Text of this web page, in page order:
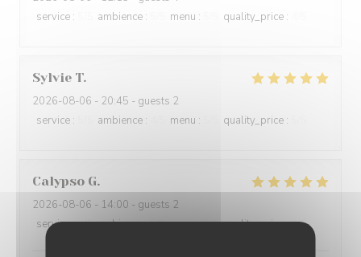
service : ambience : menu : quality_price :
Sylvie T
2026-08-06 - 20:45 - guests 2
service : ambience : menu : quality_price :
Calypso G
2026-08-06 - 14:00 - guests 2
service:4/5 ambience:5/5 menu:5/5 quality_price:5/5